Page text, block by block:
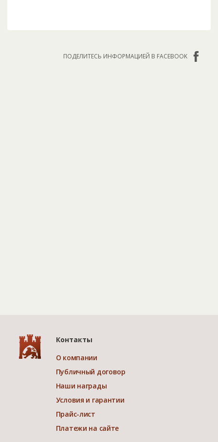
ПОДЕЛИТЕСЬ ИНФОРМАЦИЕЙ В FACEBOOK
Контакты
О компании
Публичный договор
Наши награды
Условия и гарантии
Прайс-лист
Платежи на сайте